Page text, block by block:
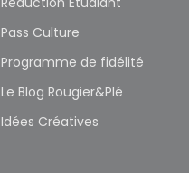
Pass Culture
Programme de fidélité
Le Blog Rougier&Plé
Idées Créatives